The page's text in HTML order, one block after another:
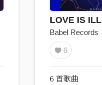
LOVE IS
Babel Records
6
6 首歌曲